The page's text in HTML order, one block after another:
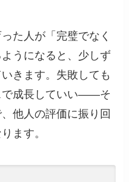
た人が「完璧でなく
うになると、少しず
きます。失敗しても
で成長していい——そ
他人の評価に振り回
ます。